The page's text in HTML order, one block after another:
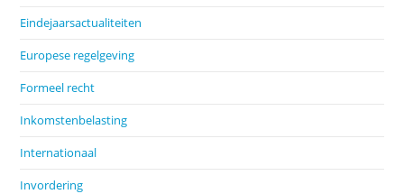
Eindejaarsactualiteiten
Europese regelgeving
Formeel recht
Inkomstenbelasting
Internationaal
Invordering